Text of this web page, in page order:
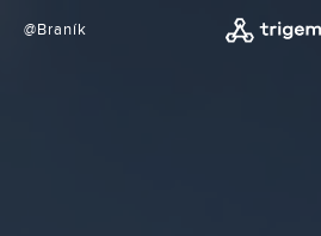
@Braník